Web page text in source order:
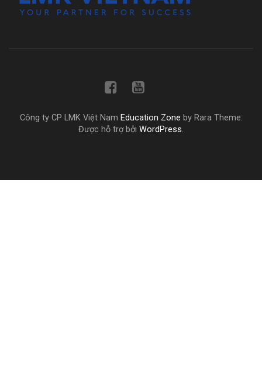
Công ty CP LMK Việt Nam Education Zone by Rara Theme.
Được hỗ trợ bởi WordPress.